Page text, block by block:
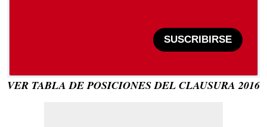
SUSCRIBIRSE
VER TABLA DE POSICIONES DEL CLAUSURA 2016